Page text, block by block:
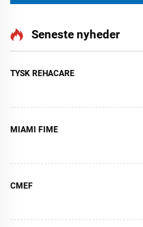
Portabel Manuel Rullestol
Seneste nyheder
TYSK REHACARE
MIAMI FIME
CMEF